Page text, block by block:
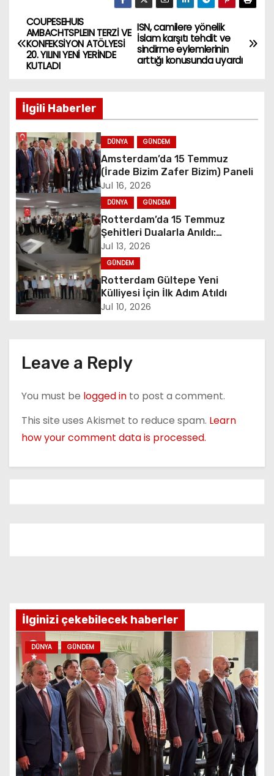
P
o
t
n
a
v
i
g
a
t
i
n
ISN, camilere yönelik
İslam karşıtı tehdit ve
sindirme eylemlerinin
arttığı konusunda uyardı
COUPESEHUIS
AMBACHTSPLEIN TERZİ VE
KONFEKSİYON ATÖLYESİ
20. YILINI YENİ YERİNDE
KUTLADI
İlgili Haberler
DÜNYA GÜNDEM
Amsterdam’da 15 Temmuz
(İrade Bizim Zafer Bizim) Paneli
Jul 16, 2026
DÜNYA GÜNDEM
Rotterdam’da 15 Temmuz
Şehitleri Dualarla Anıldı:
“Demokrasiye Sahip Çıkmanın
Sembolü”
Jul 13, 2026
GÜNDEM
Rotterdam Gültepe Yeni
Külliyesi İçin İlk Adım Atıldı
Jul 10, 2026
Leave a Reply
You must be logged in to post a comment.
This site uses Akismet to reduce spam. Learn
how your comment data is processed.
İlginizi çekebilecek haberler
DÜNYA GÜNDEM